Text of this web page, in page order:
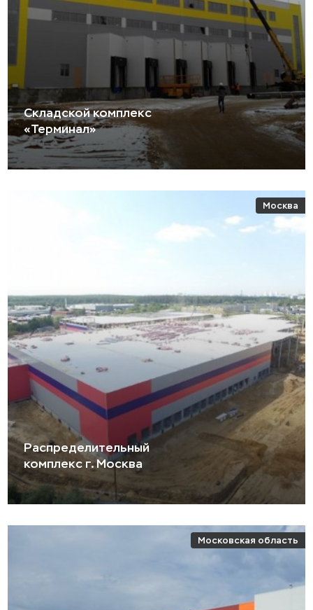
Складской комплекс
«Терминал»
Москва
Распределительный
комплекс г. Москва
Московская область